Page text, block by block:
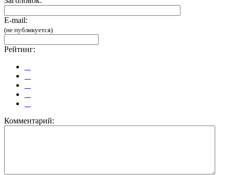
E-mail:
(не публикуется)
Рейтинг:
Комментарий: